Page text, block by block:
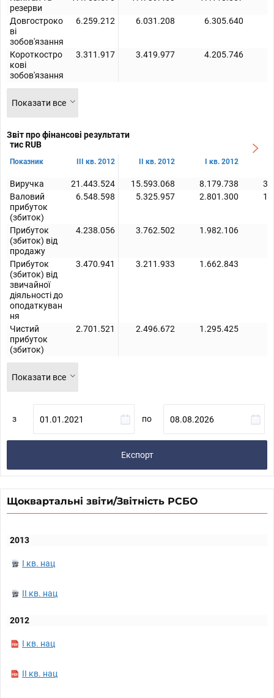
резерви
Довгостроко
ві
зобов'язання
6.259.212 6.031.208 6.305.640
Короткостро
кові
зобов'язання
3.311.917 3.419.977 4.205.746
Показати все
Звіт про фінансові результати
тис RUB
Показник III кв. 2012 II кв. 2012 I кв. 2012
Виручка 21.443.524 15.593.068 8.179.738
Валовий
прибуток
(збиток)
6.548.598 5.325.957 2.801.300
Прибуток
(збиток) від
продажу
4.238.056 3.762.502 1.982.106
Прибуток
(збиток) від
звичайної
діяльності до
оподаткуван
ня
3.470.941 3.211.933 1.662.843
Чистий
прибуток
(збиток)
2.701.521 2.496.672 1.295.425
Показати все
з по
Експорт
Щоквартальні звіти/Звітність РСБО
2013
I кв. нац
II кв. нац
2012
I кв. нац
II кв. нац